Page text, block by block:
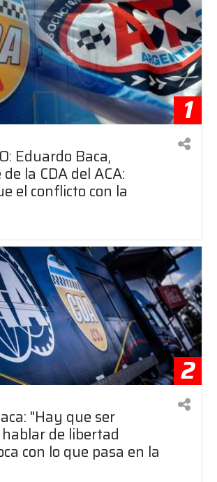
1
Eduardo Baca,
la CDA del ACA:
el conflicto con la
2
"Hay que ser
de libertad
con lo que pasa en la